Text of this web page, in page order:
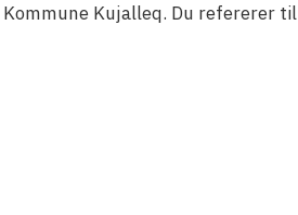
Kujalleq. Du refererer til